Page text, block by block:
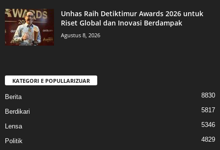
Unhas Raih Detiktimur Awards 2026 untuk
Riset Global dan Inovasi Berdampak
Agustus 8, 2026
KATEGORI E POPULLARIZUAR
Berita 8830
Berdikari 5817
Lensa 5346
Politik 4829